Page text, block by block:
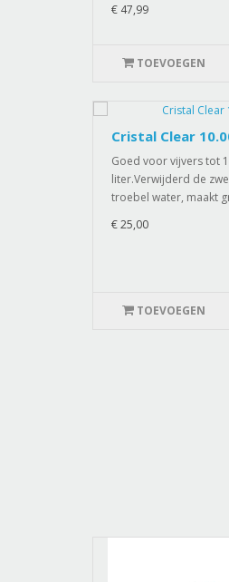
€ 47,99
TOEVOEGEN
Cristal Clear
Goed voor vijvers tot
liter.Verwijderd de
troebel water, maakt
€ 25,00
TOEVOEGEN